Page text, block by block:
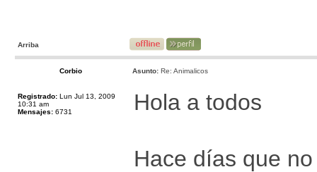
Arriba
Corbio Asunto: Re: Animalicos
Registrado: Lun Jul 13, 2009
10:31 am
Mensajes: 6731 Hola a todos
Hace días que